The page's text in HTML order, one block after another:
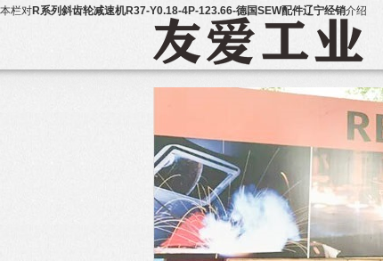
本栏对R系列斜齿轮减速机R37-Y0.18-4P-123.66-德国SEW配件辽宁经销介绍